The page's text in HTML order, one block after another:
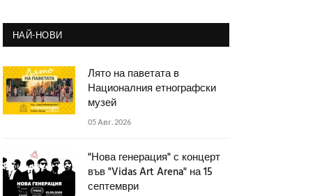
НАЙ-НОВИ
Лято на паветата в
Националния етнографски
музей
05 Авг. 2026
"Нова генерация" с концерт
във "Vidas Art Arena" на 15
септември